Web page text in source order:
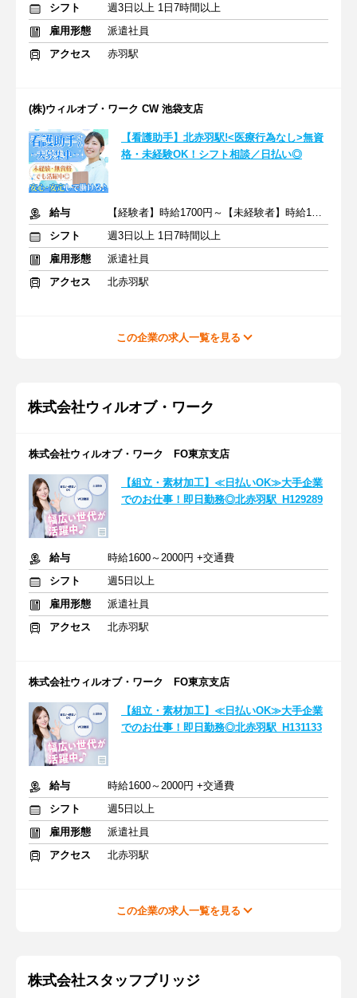
シフト
週3日以上 1日7時間以上
雇用形態
派遣社員
アクセス
赤羽駅
(株)ウィルオブ・ワーク CW 池袋支店
【看護助手】北赤羽駅!<医療行為なし>無資
格・未経験OK！シフト相談／日払い◎
給与
【経験者】時給1700円～【未経験者】時給1500円～ ＋交通費
シフト
週3日以上 1日7時間以上
雇用形態
派遣社員
アクセス
北赤羽駅
この企業の求人一覧を見る
株式会社ウィルオブ・ワーク
株式会社ウィルオブ・ワーク FO東京支店
【組立・素材加工】≪日払いOK≫大手企業
でのお仕事！即日勤務◎北赤羽駅_H129289
給与
時給1600～2000円 +交通費
シフト
週5日以上
雇用形態
派遣社員
アクセス
北赤羽駅
株式会社ウィルオブ・ワーク FO東京支店
【組立・素材加工】≪日払いOK≫大手企業
でのお仕事！即日勤務◎北赤羽駅_H131133
給与
時給1600～2000円 +交通費
シフト
週5日以上
雇用形態
派遣社員
アクセス
北赤羽駅
この企業の求人一覧を見る
株式会社スタッフブリッジ